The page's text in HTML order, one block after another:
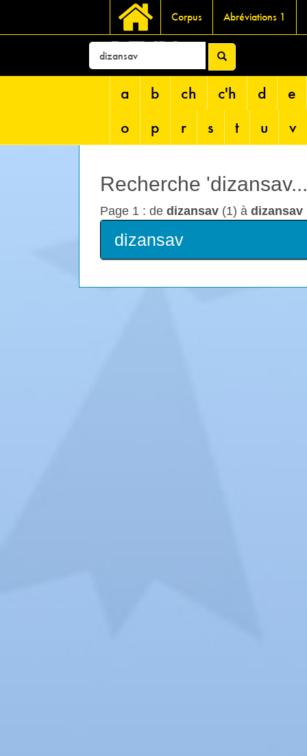
Corpus Abréviations 1
DEVRI
a b ch c'h d
e
o
p r s t u v
Recherche
Page 1 : de dizansav (1) à dizansav
dizansav